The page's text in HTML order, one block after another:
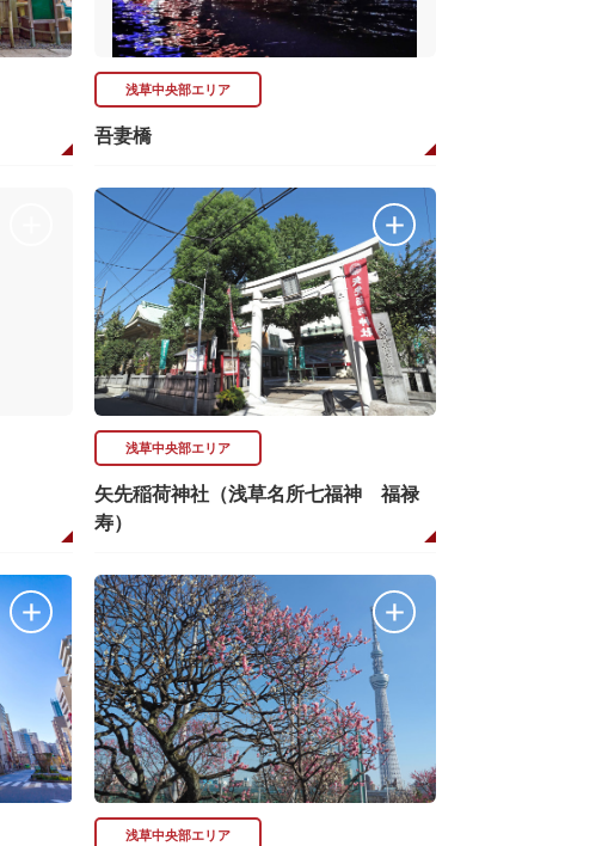
浅草中央部エリア
吾妻橋
浅草中央部エリア
矢先稲荷神社（浅草名所七福神 福禄
寿）
浅草中央部エリア